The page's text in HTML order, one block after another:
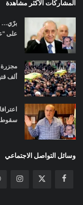
المشاركات الأكثر مشاهدة
برّي...
على
ألف
وسائل التواصل الاجتماعي